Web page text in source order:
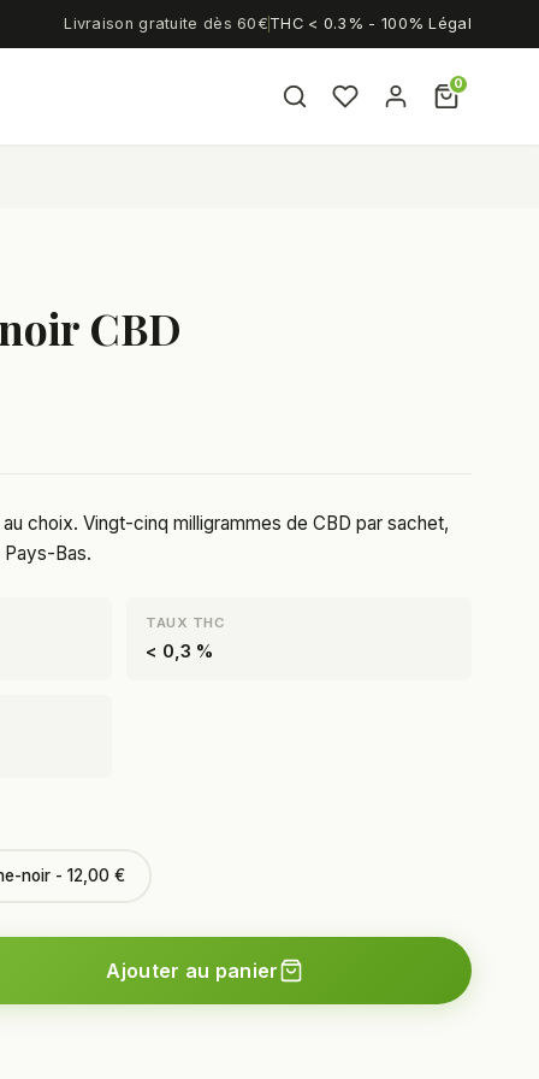
Livraison gratuite dès 60€ THC < 0.3% - 100% Légal
0
CBD
choix. Vingt-cinq milligrammes de CBD par sachet,
Bas.
TAUX THC
< 0,3 %
noir - 12,00 €
Ajouter au panier